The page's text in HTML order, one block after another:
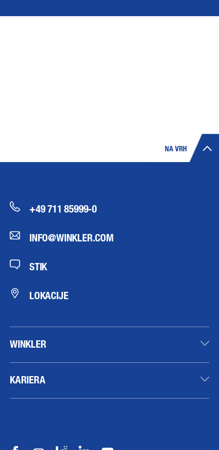
NA VRH
+49 711 85999-0
INFO@WINKLER.COM
STIK
LOKACIJE
WINKLER
KARIERA